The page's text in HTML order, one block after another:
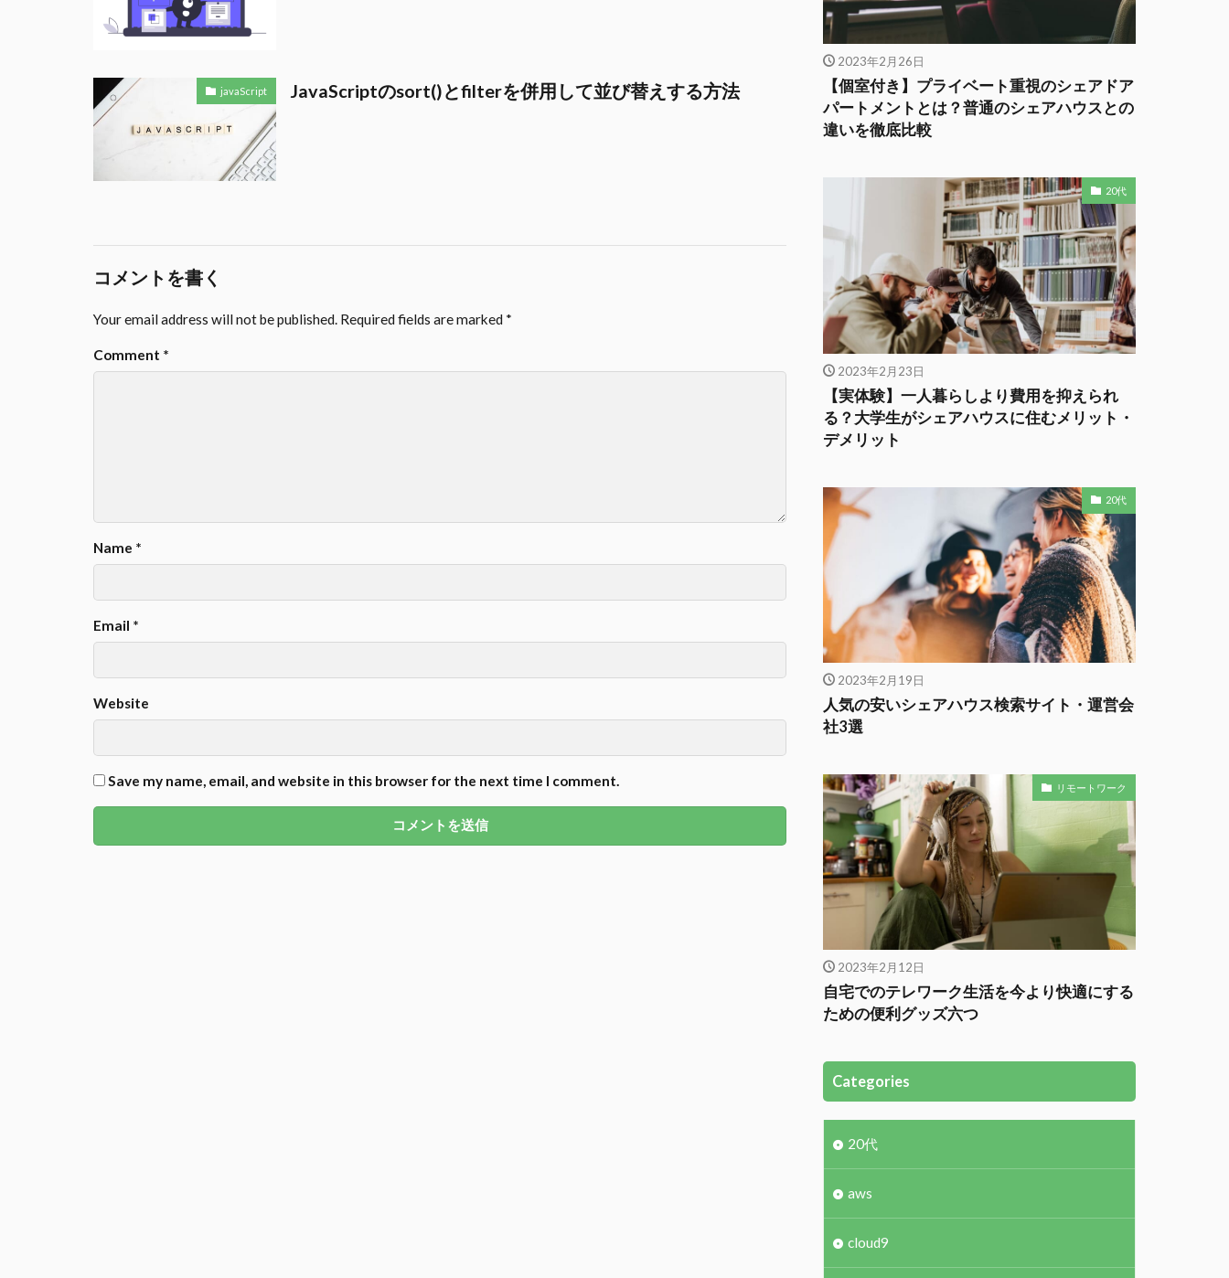
javaScript JavaScriptのsort()とfilterを併用して並び替えする方法
コメントを書く
Your email address will not be published. Required fields are marked *
Comment *
Name *
Email *
Website
Save my name, email, and website in this browser for the next time I comment.
2023年2月26日
【個室付き】プライベート重視のシェアドア
パートメントとは？普通のシェアハウスとの
違いを徹底比較
20代
2023年2月23日
【実体験】一人暮らしより費用を抑えられ
る？大学生がシェアハウスに住むメリット・
デメリット
20代
2023年2月19日
人気の安いシェアハウス検索サイト・運営会
社3選
リモートワーク
2023年2月12日
自宅でのテレワーク生活を今より快適にする
ための便利グッズ六つ
Categories
20代
aws
cloud9